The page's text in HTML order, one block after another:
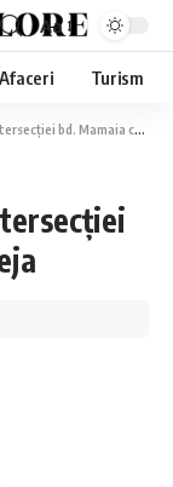
Aa
Afaceri Turism
Mamaia cu strada Soveja